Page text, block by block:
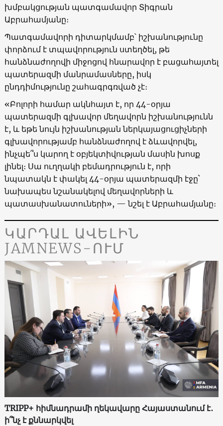
խմբակցության պատգամավոր Տիգրան
Աբրահամյանը։
Պատգամավորի դիտարկմամբ՝ իշխանությունը
փորձում է տպավորություն ստեղծել, թե
հանձնաժողովի միջոցով հնարավոր է բացահայտել
պատերազմի մանրամասները, իսկ
ընդդիմությունը շահագրգռված չէ։
«Բոլորի համար ակնհայտ է, որ 44-օրյա
պատերազմի գլխավոր մեղավորն իշխանությունն
է, և եթե նույն իշխանության ներկայացուցիչների
գլխավորությամբ հանձնաժողով է ձևավորվել,
ինչպե՞ս կարող է օբյեկտիվության մասին խոսք
լինել։ Սա ուղղակի բեմադրություն է, որի
նպատակն է փակել 44-օրյա պատերազմի էջը`
նախապես նշանակելով մեղավորների և
պատասխանատուների», — նշել է Աբրահամյանը։
ԿԱՐԴԱԼ ԱՎԵԼԻՆ
JAMNEWS-ՈՒՄ
TRIPP+ հիմնադրամի ղեկավարը Հայաստանում է․
ի՞նչ է քննարկվել